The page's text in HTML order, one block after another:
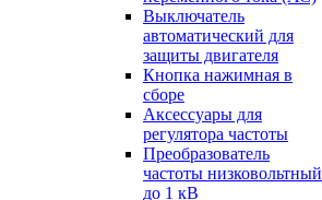
Выключатель
автоматический для
защиты двигателя
Кнопка нажимная в
сборе
Аксессуары для
регулятора частоты
Преобразователь
частоты низковольтный
до 1 кВ